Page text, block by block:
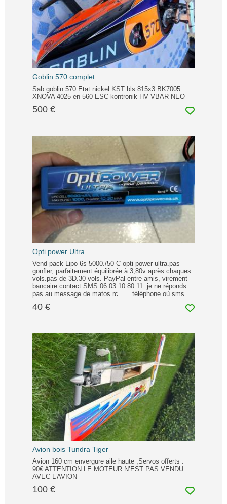
Goblin 570 complet
Sab goblin 570 Etat nickel KST bls 815x3 BK7005
XNOVA 4025 en 560 ESC kontronik HV VBAR NEO
500 €
Opti power Ultra
Vend pack Lipo 6s 5000./50 C opti power ultra.pas
gonfler, parfaitement équilibrée à 3,80v après chaques
vols.pas de 3D.30 vols. PayPal entre amis, virement
bancaire.contact SMS 06.03.10.80.11. je ne réponds
pas au message de matos rc...... téléphone où sms
40 €
Avion bois Tundra Tiger
Avion 160 cm envergure aile haute ,Servos offerts :
90€ ATTENTION LE MOTEUR N’EST PAS VENDU
AVEC L’AVION
100 €